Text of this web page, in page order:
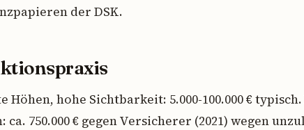
der DSK.
Höhen, hohe Sichtbarkeit: 5.000-100.000 €
ca. 750.000 € gegen Versicherer (2021) wegen